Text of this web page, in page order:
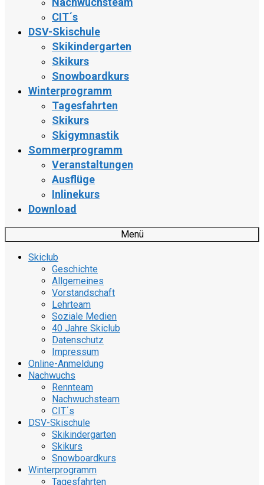
CIT´s
DSV-Skischule
Skikindergarten
Skikurs
Snowboardkurs
Winterprogramm
Tagesfahrten
Skikurs
Skigymnastik
Sommerprogramm
Veranstaltungen
Ausflüge
Inlinekurs
Download
Menü
Skiclub
Geschichte
Allgemeines
Vorstandschaft
Lehrteam
Soziale Medien
40 Jahre Skiclub
Datenschutz
Impressum
Online-Anmeldung
Nachwuchs
Rennteam
Nachwuchsteam
CIT´s
DSV-Skischule
Skikindergarten
Skikurs
Snowboardkurs
Winterprogramm
Tagesfahrten